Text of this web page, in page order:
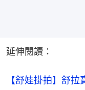
延伸閱讀：
【舒娃掛拍】舒